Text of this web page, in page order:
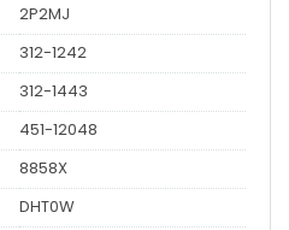
2P2MJ
312-1242
312-1443
451-12048
8858X
DHT0W